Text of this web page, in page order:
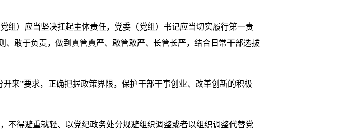
）应当坚决扛起主体责任，党委（党组）书记应当切实履行第一责
敢于负责，做到真管真严、敢管敢严、长管长严，结合日常干部选拔
”要求，正确把握政策界限，保护干部干事创业、改革创新的积极
得避重就轻、以党纪政务处分规避组织调整或者以组织调整代替党